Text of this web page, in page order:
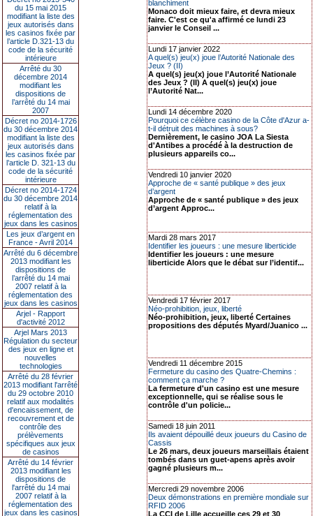
du 15 mai 2015
modifiant la liste des
jeux autorisés dans
les casinos fixée par
l’article D.321-13 du
code de la sécurité
intérieure
Arrêté du 30
décembre 2014
modifiant les
dispositions de
l’arrêté du 14 mai
2007
Décret no 2014-1726
du 30 décembre 2014
modifiant la liste des
jeux autorisés dans
les casinos fixée par
l’article D. 321-13 du
code de la sécurité
intérieure
Décret no 2014-1724
du 30 décembre 2014
relatif à la
réglementation des
jeux dans les casinos
Les jeux d’argent en
France - Avril 2014
Arrêté du 6 décembre
2013 modifiant les
dispositions de
l’arrêté du 14 mai
2007 relatif à la
réglementation des
jeux dans les casinos
Arjel - Rapport
d'activité 2012
Arjel Mars 2013
Régulation du secteur
des jeux en ligne et
nouvelles
technologies
Arrêté du 28 février
2013 modifiant l'arrêté
du 29 octobre 2010
relatif aux modalités
d'encaissement, de
recouvrement et de
contrôle des
prélèvements
spécifiques aux jeux
de casinos
Arrêté du 14 février
2013 modifiant les
dispositions de
l'arrêté du 14 mai
2007 relatif à la
réglementation des
jeux dans les casinos
blanchiment
Monaco doit mieux faire, et devra mieux
faire. C'est ce qu'a affirmé ce lundi 23
janvier le Conseil ...
Lundi 17 janvier 2022
A quel(s) jeu(x) joue l’Autorité Nationale des
Jeux ? (II)
A quel(s) jeu(x) joue l’Autorité Nationale
des Jeux ? (II) A quel(s) jeu(x) joue
l’Autorité Nat...
Lundi 14 décembre 2020
Pourquoi ce célèbre casino de la Côte d'Azur a-
t-il détruit des machines à sous?
Dernièrement, le casino JOA La Siesta
d'Antibes a procédé à la destruction de
plusieurs appareils co...
Vendredi 10 janvier 2020
Approche de « santé publique » des jeux
d’argent
Approche de « santé publique » des jeux
d’argent Approc...
Mardi 28 mars 2017
Identifier les joueurs : une mesure liberticide
Identifier les joueurs : une mesure
liberticide Alors que le débat sur l’identif...
Vendredi 17 février 2017
Néo-prohibition, jeux, liberté
Néo-prohibition, jeux, liberté Certaines
propositions des députés Myard/Juanico ...
Vendredi 11 décembre 2015
Fermeture du casino des Quatre-Chemins :
comment ça marche ?
La fermeture d'un casino est une mesure
exceptionnelle, qui se réalise sous le
contrôle d'un policie...
Samedi 18 juin 2011
Ils avaient dépouillé deux joueurs du Casino de
Cassis
Le 26 mars, deux joueurs marseillais étaient
tombés dans un guet-apens après avoir
gagné plusieurs m...
Mercredi 29 novembre 2006
Deux démonstrations en première mondiale sur
RFID 2006
La CCI de Lille accueille ces 29 et 30